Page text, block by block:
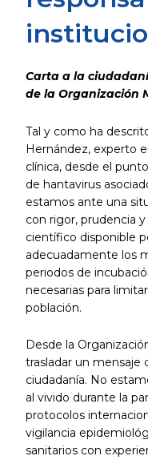
Carta a la
de la Organización
Tal y como ha
Hernández, experto
clínica, desde el
de hantavirus
estamos ante una
con rigor, prudencia
científico disponible
adecuadamente los
periodos de
necesarias para
población.
Desde la
trasladar un mensaje
ciudadanía. No
al vivido durante la
protocolos
vigilancia
sanitarios con